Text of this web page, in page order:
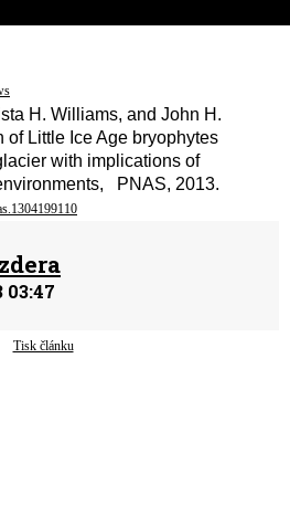
H. Williams, and John H.
of Little Ice Age bryophytes
with implications of
PNAS, 2013.
03:47
Tisk článku